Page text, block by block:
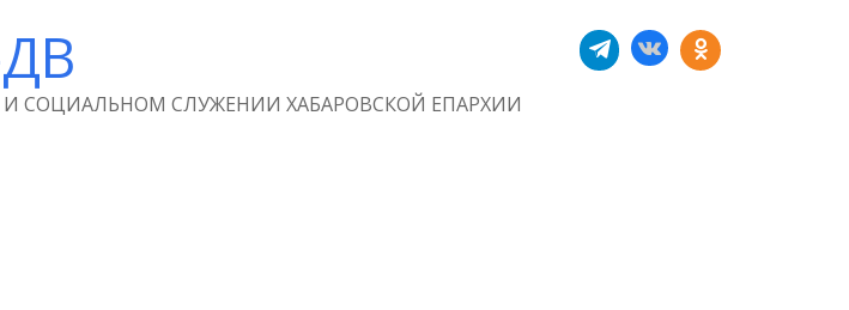
СОЦИАЛЬНОМ СЛУЖЕНИИ ХАБАРОВСКОЙ ЕПАРХИИ